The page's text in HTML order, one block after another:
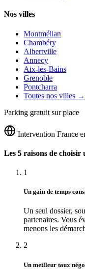
Nos villes
Montmélian
Chambéry
Albertville
Annecy
Aix-les-Bains
Grenoble
Pontcharra
Toutes nos villes →
Parking gratuit sur place
Intervention France
Les 5 raisons de
1
Un gain de temps
Un seul dossier,
partenaires. Vous
menons les
2
Un meilleur taux